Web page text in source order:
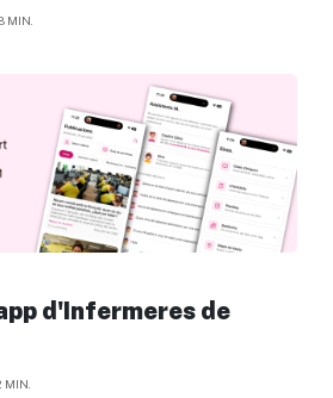
MIN.
d'Infermeres de
MIN.